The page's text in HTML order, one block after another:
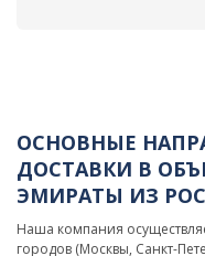
ОСНОВНЫЕ
ДОСТАВКИ В
ЭМИРАТЫ ИЗ
Наша компания
городов (Москвы, Санкт-